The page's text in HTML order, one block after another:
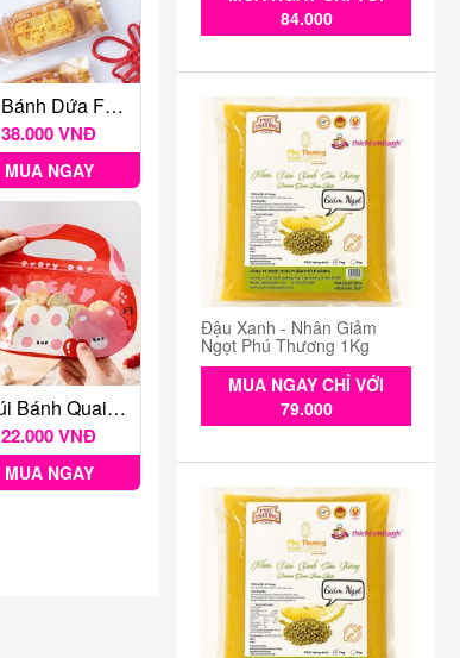
Túi Bánh Dứa Festival Đồng 50c
38.000 VNĐ
MUA NGAY
5 Túi Bánh Quai Xách Lucky Day
22.000 VNĐ
MUA NGAY
84.000
Đậu Xanh - Nhân Giảm
Ngọt Phú Thương 1Kg
MUA NGAY CHỈ VỚI
79.000